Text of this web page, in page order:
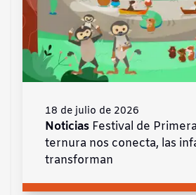
18 de julio de 2026
Noticias Festival de
ternura nos conecta, las
transforman